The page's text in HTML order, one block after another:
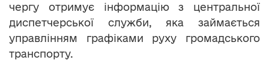
чергу отримує інформацію з центральної
диспетчерської служби, яка займається
управлінням графіками руху громадського
транспорту.